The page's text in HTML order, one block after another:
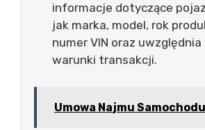
informacje dotyczące
jak marka, model, rok
numer VIN oraz
warunki transakcji.
Umowa Najmu